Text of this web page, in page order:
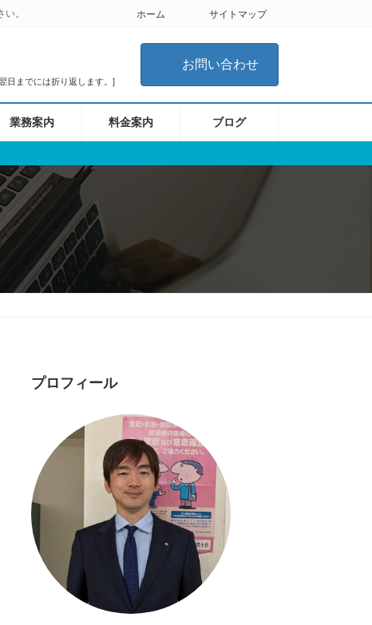
。 ホーム サイトマップ
日までには折り返します。]
お問い合わせ
業務案内 料金案内 ブログ
プロフィール